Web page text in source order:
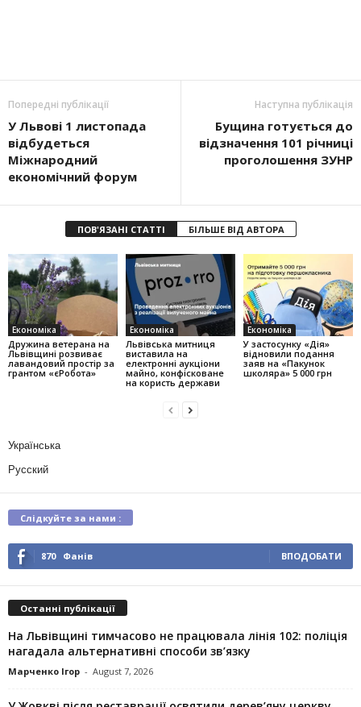
Попередні публікації
У Львові 1 листопада
відбудеться
Міжнародний
економічний форум
Наступна публікація
Бущина готується до
відзначення 101 річниці
проголошення ЗУНР
ПОВ'ЯЗАНІ СТАТТІ БІЛЬШЕ ВІД АВТОРА
Економіка
Дружина ветерана на
Львівщині розвиває
лавандовий простір за
грантом «єРобота»
Економіка
Львівська митниця
виставила на
електронні аукціони
майно, конфісковане
на користь держави
Економіка
У застосунку «Дія»
відновили подання
заяв на «Пакунок
школяра» 5 000 грн
Українська
Русский
Слідкуйте за нами :
870 Фанів ВПОДОБАТИ
Останні публікації
На Львівщині тимчасово не працювала лінія 102: поліція
нагадала альтернативні способи зв’язку
Марченко Ігор - August 7, 2026